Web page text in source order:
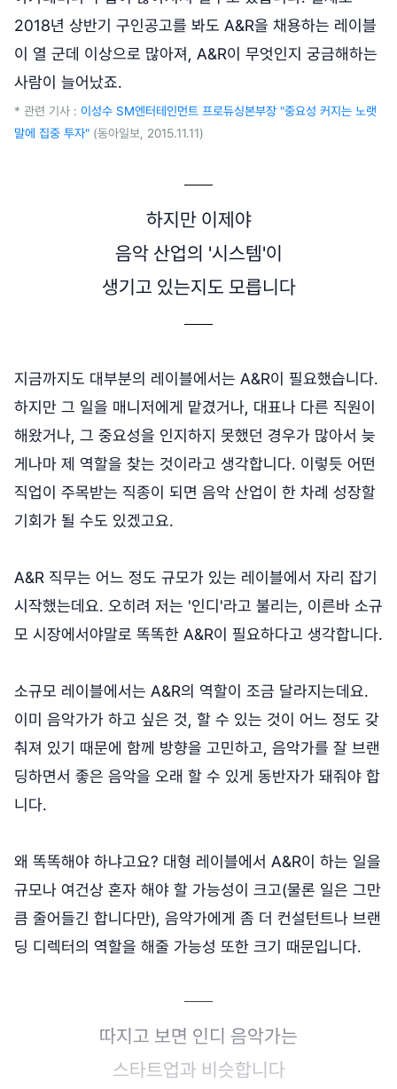
2018년 상반기 구인공고를 봐도 A&R을 채용하는 레이블
이 열 군데 이상으로 많아져, A&R이 무엇인지 궁금해하는
사람이 늘어났죠.
* 관련 기사 : 이성수 SM엔터테인먼트 프로듀싱본부장 "중요성 커지는 노랫
말에 집중 투자" (동아일보, 2015.11.11)
하지만 이제야
음악 산업의 '시스템'이
생기고 있는지도 모릅니다
지금까지도 대부분의 레이블에서는 A&R이 필요했습니다.
하지만 그 일을 매니저에게 맡겼거나, 대표나 다른 직원이
해왔거나, 그 중요성을 인지하지 못했던 경우가 많아서 늦
게나마 제 역할을 찾는 것이라고 생각합니다. 이렇듯 어떤
직업이 주목받는 직종이 되면 음악 산업이 한 차례 성장할
기회가 될 수도 있겠고요.
A&R 직무는 어느 정도 규모가 있는 레이블에서 자리 잡기
시작했는데요. 오히려 저는 '인디'라고 불리는, 이른바 소규
모 시장에서야말로 똑똑한 A&R이 필요하다고 생각합니다.
소규모 레이블에서는 A&R의 역할이 조금 달라지는데요.
이미 음악가가 하고 싶은 것, 할 수 있는 것이 어느 정도 갖
춰져 있기 때문에 함께 방향을 고민하고, 음악가를 잘 브랜
딩하면서 좋은 음악을 오래 할 수 있게 동반자가 돼줘야 합
니다.
왜 똑똑해야 하냐고요? 대형 레이블에서 A&R이 하는 일을
규모나 여건상 혼자 해야 할 가능성이 크고(물론 일은 그만
큼 줄어들긴 합니다만), 음악가에게 좀 더 컨설턴트나 브랜
딩 디렉터의 역할을 해줄 가능성 또한 크기 때문입니다.
따지고 보면 인디 음악가는
스타트업과 비슷합니다